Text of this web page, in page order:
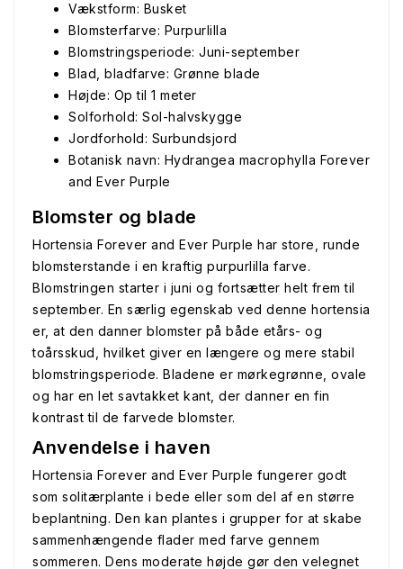
Vækstform: Busket
Blomsterfarve: Purpurlilla
Blomstringsperiode: Juni-september
Blad, bladfarve: Grønne blade
Højde: Op til 1 meter
Solforhold: Sol-halvskygge
Jordforhold: Surbundsjord
Botanisk navn: Hydrangea macrophylla Forever
and Ever Purple
Blomster og blade
Hortensia Forever and Ever Purple har store, runde
blomsterstande i en kraftig purpurlilla farve.
Blomstringen starter i juni og fortsætter helt frem til
september. En særlig egenskab ved denne hortensia
er, at den danner blomster på både etårs- og
toårsskud, hvilket giver en længere og mere stabil
blomstringsperiode. Bladene er mørkegrønne, ovale
og har en let savtakket kant, der danner en fin
kontrast til de farvede blomster.
Anvendelse i haven
Hortensia Forever and Ever Purple fungerer godt
som solitærplante i bede eller som del af en større
beplantning. Den kan plantes i grupper for at skabe
sammenhængende flader med farve gennem
sommeren. Dens moderate højde gør den velegnet